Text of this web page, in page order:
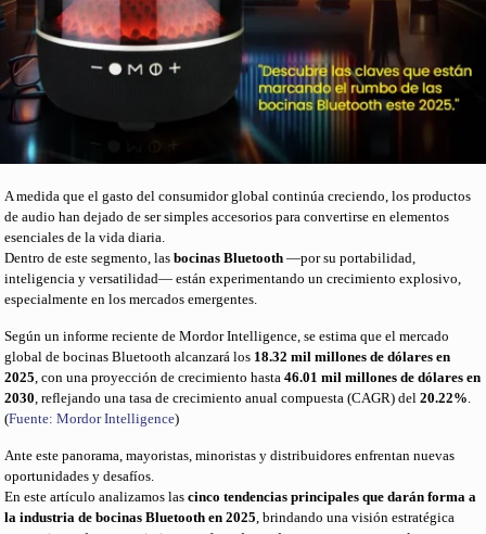
A medida que el gasto del consumidor global continúa creciendo, los productos
de audio han dejado de ser simples accesorios para convertirse en elementos
esenciales de la vida diaria.
Dentro de este segmento, lasbocinas Bluetooth —por su portabilidad,
inteligencia y versatilidad— están experimentando un crecimiento explosivo,
especialmente en los mercados emergentes.
Según un informe reciente de Mordor Intelligence, se estima que el mercado
global de bocinas Bluetooth alcanzará los 18.32 mil millones de dólares en
2025, con una proyección de crecimiento hasta46.01 mil millones de dólares en
2030, reflejando una tasa de crecimiento anual compuesta (CAGR) del20.22%.
(Fuente: Mordor Intelligence)
Ante este panorama, mayoristas, minoristas y distribuidores enfrentan nuevas
oportunidades y desafíos.
En este artículo analizamos lascinco tendencias principales que darán forma a
la industria de bocinas Bluetooth en 2025, brindando una visión estratégica